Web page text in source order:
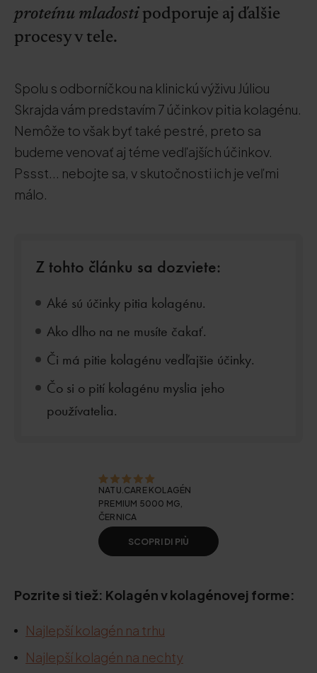
proteínu mladostipodporuje aj ďalšie
procesy v tele.
Spolu s odborníčkou na klinickú výživu Júliou
Skrajda vám predstavím 7 účinkov pitia kolagénu.
Nemôže to však byť také pestré, preto sa
budeme venovať aj téme vedľajších účinkov.
Pssst... nebojte sa, v skutočnosti ich je veľmi
málo.
Z tohto článku sa dozviete:
Aké sú účinky pitia kolagénu.
Ako dlho na ne musíte čakať.
Či má pitie kolagénu vedľajšie účinky.
Čo si o pití kolagénu myslia jeho
používatelia.
NATU.CARE KOLAGÉN
PREMIUM 5000 MG,
ČERNICA
SCOPRI DI PIÙ
Pozrite si tiež: Kolagén v kolagénovej forme:
Najlepší kolagén na trhu
Najlepší kolagén na nechty